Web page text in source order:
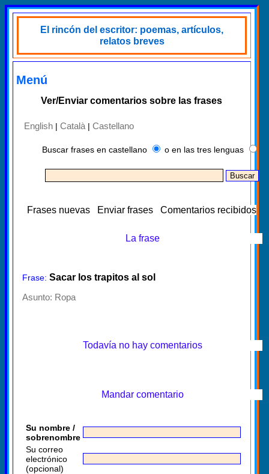
El rincón del escritor: poemas, artículos,
relatos breves
Menú
Ver/Enviar comentarios sobre las frases
English | Català | Castellano
Buscar frases en castellano o en las tres lenguas
Frases nuevas Enviar frases Comentarios recibidos
La frase
Frase: Sacar los trapitos al sol
Asunto: Ropa
Todavía no hay comentarios
Mandar comentario
Su nombre /
sobrenombre
Su correo
electrónico
(opcional)